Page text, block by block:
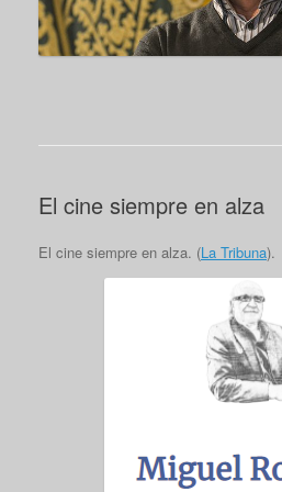
El cine siempre en alza
El cine siempre en alza. (La Tribuna).